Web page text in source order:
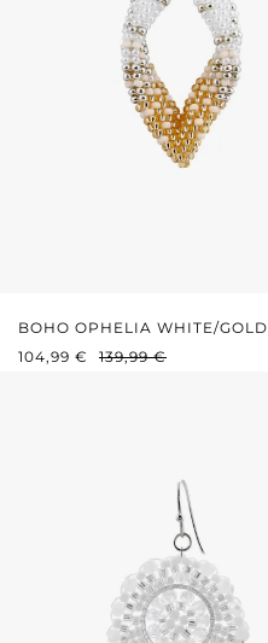
BOHO OPHELIA WHITE/GOLD
VERKAUFSPREIS:
104,99 € REGULÄRER PREIS:
139,99 €